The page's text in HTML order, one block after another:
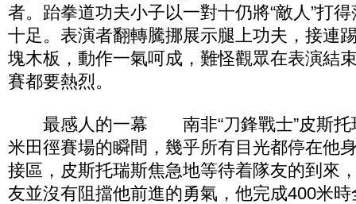
者。跆拳道功夫小子以一對十仍將“敵人”打
十足。表演者翻轉騰挪展示腿上功夫，接連
塊木板，動作一氣呵成，難怪觀眾在表演結
賽都要熱烈。
最感人的一幕 南非“刀鋒戰士”皮斯托
米田徑賽場的瞬間，幾乎所有目光都停在他
接區，皮斯托瑞斯焦急地等待着隊友的到來
友並沒有阻擋他前進的勇氣，他完成400米